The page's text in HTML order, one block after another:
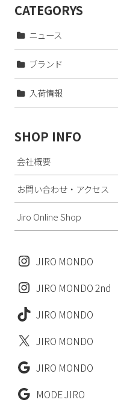
CATEGORYS
ニュース
ブランド
入荷情報
SHOP INFO
会社概要
お問い合わせ・アクセス
Jiro Online Shop
JIRO MONDO
JIRO MONDO 2nd
JIRO MONDO
JIRO MONDO
JIRO MONDO
MODE JIRO